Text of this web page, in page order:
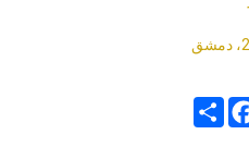
Share